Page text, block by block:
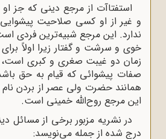
استفتاآت از مرجع دینی که جز
و غیر از او کسی صلاحیت
ندارد. این مرجع شبیه‌ترین فردی
خوی و سرشت و گفتار زیرا اولاً
زمان دو غیبت صغری و کبری است،
صفات پیشوائی که قیام به حق
همانند حضرت ولی عصر از بردن
این مرجع روح‌الله خمینی است.
در نشریه مزبور برخی از مسائل
درج شده از جمله می‌نویسد: